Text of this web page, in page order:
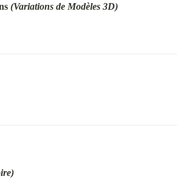
(Variations de Modèles 3D)